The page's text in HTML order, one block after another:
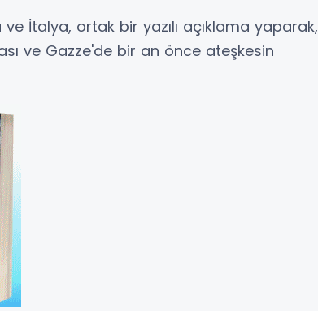
İtalya, ortak bir yazılı açıklama yaparak,
ve Gazze'de bir an önce ateşkesin